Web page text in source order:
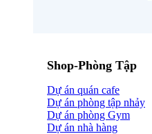
Shop-Phòng Tập
Dự án quán cafe
Dự án phòng tập nhảy
Dự án phòng Gym
Dự án nhà hàng